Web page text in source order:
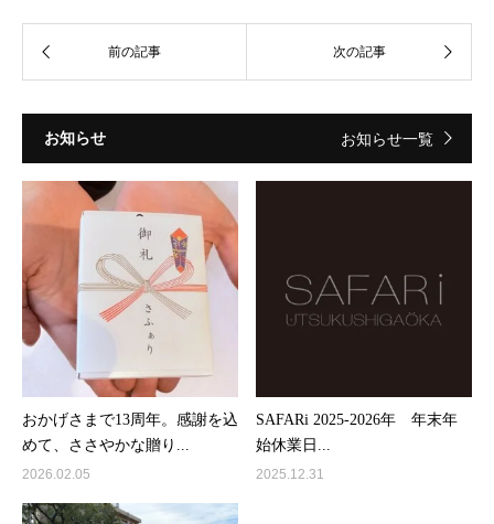
お知らせ お知らせ一覧
おかげさまで13周年。感謝を込
めて、ささやかな贈り...
2026.02.05
SAFARi 2025-2026年 年末年
始休業日...
2025.12.31